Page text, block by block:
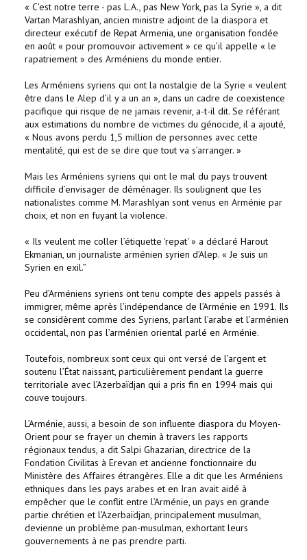
« C’est notre terre - pas L.A., pas New York, pas la Syrie », a dit
Vartan Marashlyan, ancien ministre adjoint de la diaspora et
directeur exécutif de Repat Armenia, une organisation fondée
en août « pour promouvoir activement » ce qu’il appelle « le
rapatriement » des Arméniens du monde entier.
Les Arméniens syriens qui ont la nostalgie de la Syrie « veulent
être dans le Alep d’il y a un an », dans un cadre de coexistence
pacifique qui risque de ne jamais revenir, a-t-il dit. Se référant
aux estimations du nombre de victimes du génocide, il a ajouté,
« Nous avons perdu 1,5 million de personnes avec cette
mentalité, qui est de se dire que tout va s’arranger. »
Mais les Arméniens syriens qui ont le mal du pays trouvent
difficile d’envisager de déménager. Ils soulignent que les
nationalistes comme M. Marashlyan sont venus en Arménie par
choix, et non en fuyant la violence.
« Ils veulent me coller l’étiquette 'repat' » a déclaré Harout
Ekmanian, un journaliste arménien syrien d’Alep. « Je suis un
Syrien en exil.”
Peu d’Arméniens syriens ont tenu compte des appels passés à
immigrer, même après l’indépendance de l’Arménie en 1991. Ils
se considèrent comme des Syriens, parlant l’arabe et l’arménien
occidental, non pas l’arménien oriental parlé en Arménie.
Toutefois, nombreux sont ceux qui ont versé de l’argent et
soutenu l’État naissant, particulièrement pendant la guerre
territoriale avec l’Azerbaïdjan qui a pris fin en 1994 mais qui
couve toujours.
L’Arménie, aussi, a besoin de son influente diaspora du Moyen-
Orient pour se frayer un chemin à travers les rapports
régionaux tendus, a dit Salpi Ghazarian, directrice de la
Fondation Civilitas à Erevan et ancienne fonctionnaire du
Ministère des Affaires étrangères. Elle a dit que les Arméniens
ethniques dans les pays arabes et en Iran avait aidé à
empêcher que le conflit entre l’Arménie, un pays en grande
partie chrétien et l’Azerbaïdjan, principalement musulman,
devienne un problème pan-musulman, exhortant leurs
gouvernements à ne pas prendre parti.